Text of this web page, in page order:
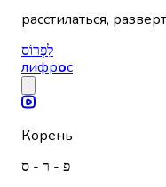
расстилаться,
לִפְרוֹס
лифрос
Корень
פ - ר - ס